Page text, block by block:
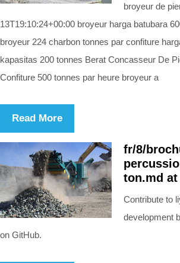
broyeur de
13T19:10:24+00:00 broyeur harga batubara
broyeur 224 charbon tonnes par confiture
kapasitas 200 tonnes Berat Concasseur De
Confiture 500 tonnes par heure broyeur a
Read More
fr/8/
ton.md
Contribute to
development
on GitHub.